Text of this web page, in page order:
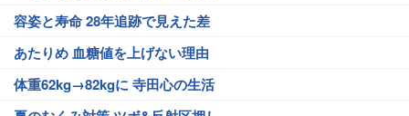
容姿と寿命 28年追跡で見えた差
あたりめ 血糖値を上げない理由
体重62kg→82kgに 寺田心の生活